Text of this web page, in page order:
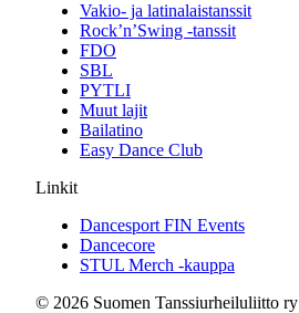
Vakio- ja latinalaistanssit
Rock’n’Swing -tanssit
FDO
SBL
PYTLI
Muut lajit
Bailatino
Easy Dance Club
Linkit
Dancesport FIN Events
Dancecore
STUL Merch -kauppa
© 2026 Suomen Tanssiurheiluliitto ry